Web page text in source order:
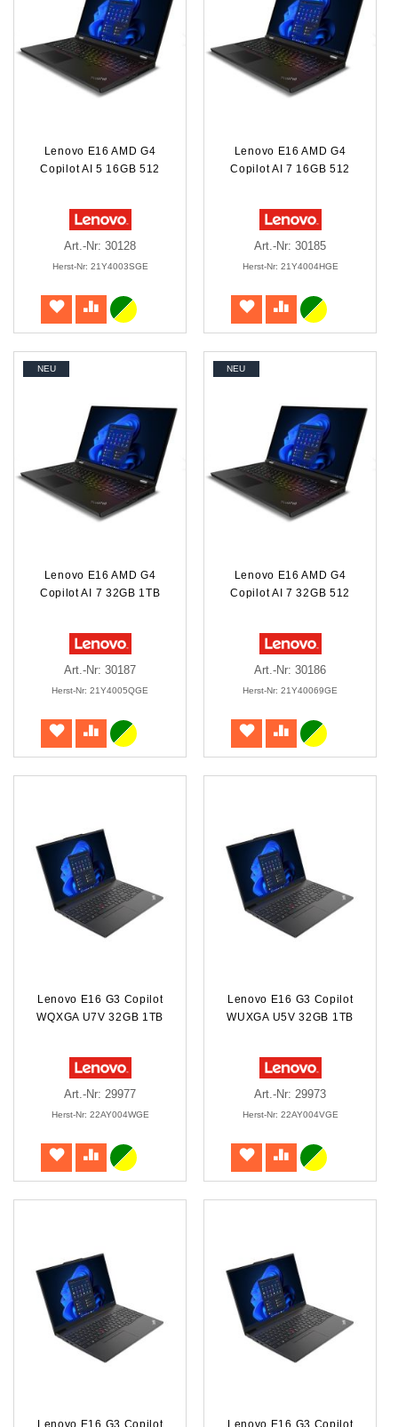
Lenovo E16 AMD G4
Copilot AI 5 16GB 512
Art.-Nr: 30128
Herst-Nr: 21Y4003SGE
Lenovo E16 AMD G4
Copilot AI 7 16GB 512
Art.-Nr: 30185
Herst-Nr: 21Y4004HGE
NEU
Lenovo E16 AMD G4
Copilot AI 7 32GB 1TB
Art.-Nr: 30187
Herst-Nr: 21Y4005QGE
NEU
Lenovo E16 AMD G4
Copilot AI 7 32GB 512
Art.-Nr: 30186
Herst-Nr: 21Y40069GE
Lenovo E16 G3 Copilot
WQXGA U7V 32GB 1TB
Art.-Nr: 29977
Herst-Nr: 22AY004WGE
Lenovo E16 G3 Copilot
WUXGA U5V 32GB 1TB
Art.-Nr: 29973
Herst-Nr: 22AY004VGE
Lenovo E16 G3 Copilot Lenovo E16 G3 Copilot